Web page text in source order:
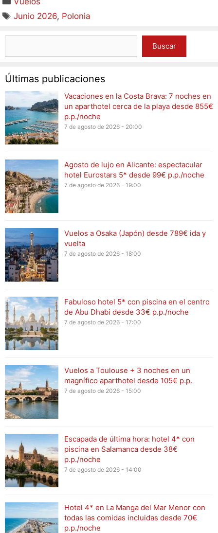
Junio 2026, Polonia
Buscar
Últimas publicaciones
Vacaciones en la Costa Brava: 7 noches en
un aparthotel cerca de la playa desde 855€
p.p./noche
7 de agosto de 2026 - 20:00
Agosto de lujo en Alicante: espectacular
hotel Eurostars 5* desde 99€ p.p./noche
7 de agosto de 2026 - 19:00
Vuelos a Osaka (Japón) desde 789€ ida y
vuelta
7 de agosto de 2026 - 18:00
Fabuloso hotel 5* con piscina en el centro
de Abu Dhabi desde 33€ p.p./noche
7 de agosto de 2026 - 17:00
Vuelos a Toulouse + 3 noches en un
magnífico aparthotel desde 105€ p.p.
7 de agosto de 2026 - 15:00
Escapada de última hora: hotel 4* con
piscina en Salamanca desde 38€
p.p./noche
7 de agosto de 2026 - 14:00
Hotel 4* en La Manga del Mar Menor con
todas las comidas incluidas desde 70€
p.p./noche